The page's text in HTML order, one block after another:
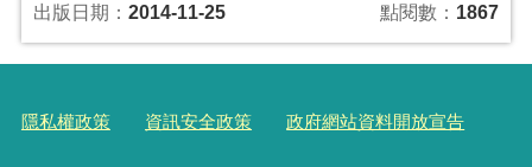
出版日期： 2014-11-25 點閱數： 1867
隱私權政策 資訊安全政策 政府網站資料開放宣告